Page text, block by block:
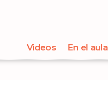
Videos En el aula